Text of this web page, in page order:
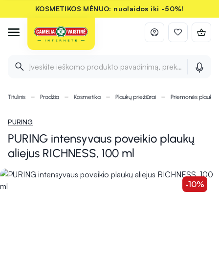
KOSMETIKOS MĖNUO: nuolaidos iki -50%!
Įveskite ieškomo produkto pavadinimą, prekės ženklą ir
Titulinis Pradžia Kosmetika Plaukų priežiūrai Priemonės
PURING
PURING intensyvaus poveikio plaukų
aliejus RICHNESS, 100 ml
-10%